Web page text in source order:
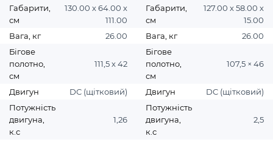
Габарити,
см
130.00 х 64.00 х
111.00
Вага, кг
26.00
Бігове
полотно,
см
111,5 х 42
Двигун
DC (щітковий)
Потужність
двигуна,
к.с
1,26
Габарити,
см
127.00 х 58.00 х
15.00
Вага, кг
26.00
Бігове
полотно,
см
107,5 × 46
Двигун
DC (щітковий)
Потужність
двигуна,
к.с
2,5